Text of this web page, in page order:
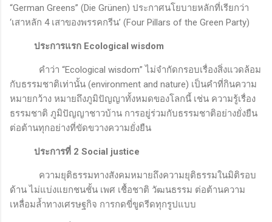
“German Greens” (Die Grünen) ประกาศนโยบายหลักที่เรียกว่า
‘เสาหลัก 4 เสาของพรรคกรีน’ (Four Pillars of the Green Party)
ประการแรก Ecological wisdom
คำว่า “Ecological wisdom” ไม่จำกัดกรอบเรื่องสิ่งแวดล้อม
กับธรรมชาติเท่านั้น (environment and nature) เป็นคำที่กินความ
หมายกว้าง หมายถึงภูมิปัญญาทั้งหมดของโลกนี้ เช่น ความรู้เรื่อง
ธรรมชาติ ภูมิปัญญาชาวบ้าน การอยู่ร่วมกับธรรมชาติอย่างยั่งยืน
ต่อต้านทุกอย่างที่ขัดขวางความยั่งยืน
ประการที่ 2 Social justice
ความยุติธรรมทางสังคมหมายถึงความยุติธรรมในมิติรอบ
ด้าน ไม่แบ่งแยกชนชั้น เพศ เชื้อชาติ วัฒนธรรม ต่อต้านความ
เหลื่อมล้ำทางเศรษฐกิจ การกดขี่ขูดรีดทุกรูปแบบ